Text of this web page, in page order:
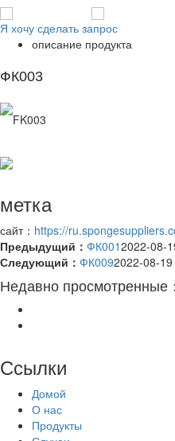
Я хочу сделать запрос
описание продукта
ФК003
метка
сайт： https://
Предыдущий： ФК0012022-08-
Следующий： ФК0092022-08-19
Недавно просмотренные：
Ссылки
Домой
О нас
Продукты